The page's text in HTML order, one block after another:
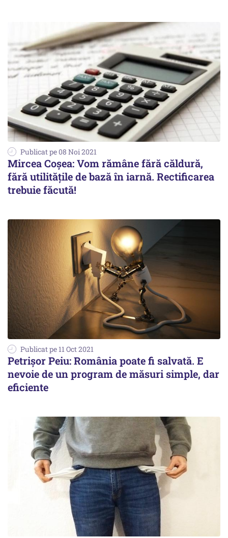
Publicat pe 08 Noi 2021
Mircea Coşea: Vom rămâne fără căldură,
fără utilitățile de bază în iarnă. Rectificarea
trebuie făcută!
Publicat pe 11 Oct 2021
Petrișor Peiu: România poate fi salvată. E
nevoie de un program de măsuri simple, dar
eficiente